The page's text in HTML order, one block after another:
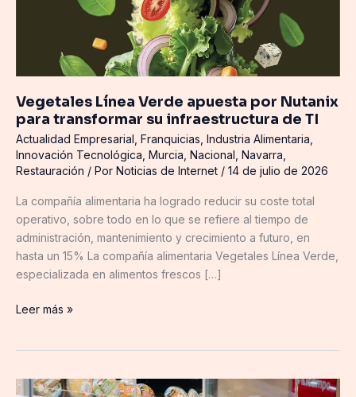
Vegetales Línea Verde apuesta por Nutanix
para transformar su infraestructura de TI
Actualidad Empresarial Franquicias Industria Alimentaria
Innovación Tecnológica Murcia Nacional Navarra
Restauración / Por Noticias de Internet / 14 de julio de 2026
La compañía alimentaria ha logrado reducir su coste total
operativo, sobre todo en lo que se refiere al tiempo de
administración, mantenimiento y crecimiento a futuro, en
hasta un 15% La compañía alimentaria Vegetales Línea Verde,
especializada en alimentos frescos […]
infraestructura
Leer más »
Alcampo